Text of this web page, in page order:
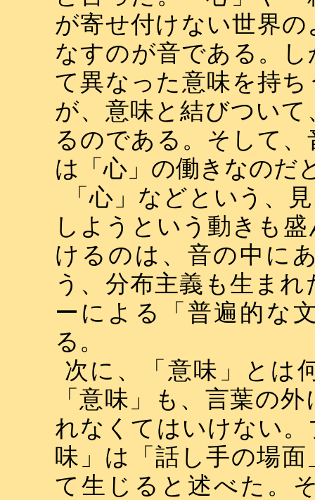
が寄せ付けない世界
なすのが音である。
て異なった意味を持
が、意味と結びつい
るのである。そして
は「心」の働きなのだ
「心」などという、
しようという動きも
けるのは、音の中に
う、分布主義も生ま
ーによる「普遍的な
る。
次に、「意味」とは
「意味」も、言葉の
れなくてはいけない
味」は「話し手の場
て生じると述べた。